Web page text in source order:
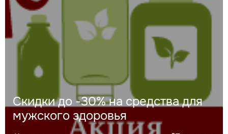
Скидки до -30% на средства для
мужского здоровья